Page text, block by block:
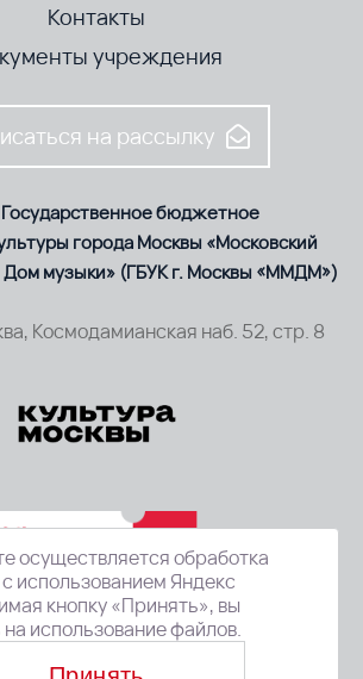
Контакты
учреждения
на рассылку
бюджетное
города Москвы «Московский
музыки» (ГБУК г. Москвы «ММДМ»)
Космодамианская наб. 52, стр. 8
осуществляется обработка
использованием Яндекс
кнопку «Принять», вы
использование файлов.